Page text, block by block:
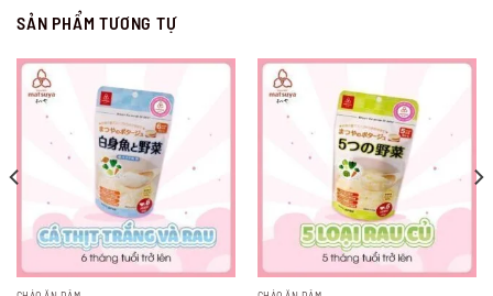
SẢN PHẨM TƯƠNG TỰ